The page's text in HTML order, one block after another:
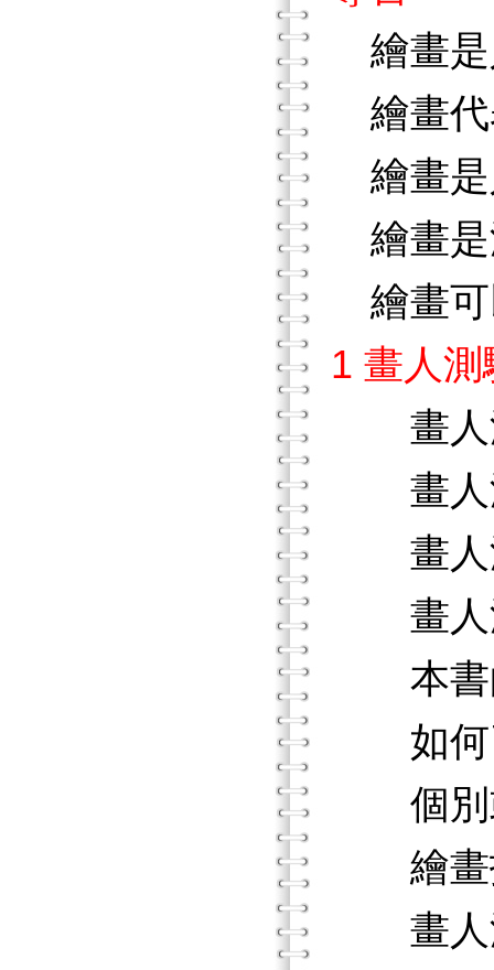
繪畫
繪畫
繪畫
繪畫
繪畫
1 畫人測
畫人
畫人
畫人
畫人
本書
如何
個別
繪畫
畫人